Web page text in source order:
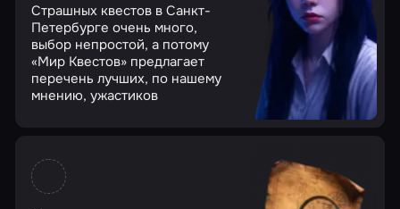
Страшных квестов в Санкт-
Петербурге очень много,
выбор непростой, а потому
«Мир Квестов» предлагает
перечень лучших, по нашему
мнению, ужастиков